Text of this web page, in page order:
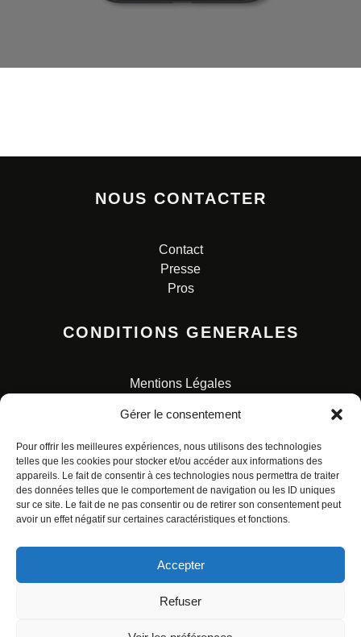
Gérer le consentement
Pour offrir les meilleures expériences, nous utilisons des technologies
telles que les cookies pour stocker et/ou accéder aux informations des
appareils. Le fait de consentir à ces technologies nous permettra de traiter
des données telles que le comportement de navigation ou les ID uniques
sur ce site. Le fait de ne pas consentir ou de retirer son consentement peut
avoir un effet négatif sur certaines caractéristiques et fonctions.
Accepter
Refuser
NOUS CONTACTER
Contact
Presse
Pros
CONDITIONS GENERALES
Mentions Légales
Charte pour la protection des données personnelles
© ALL RIGHTS RESERVED. URBAN COMICS POUR LES